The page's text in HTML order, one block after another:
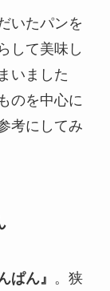
いたパンを
して美味し
いました
のを中心に
考にしてみ
ぱん』 。狭